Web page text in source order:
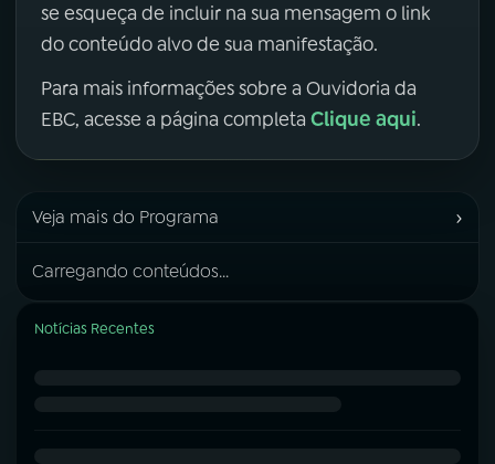
se esqueça de incluir na sua mensagem o link
do conteúdo alvo de sua manifestação.
Para mais informações sobre a Ouvidoria da
EBC, acesse a página completa Clique aqui.
Veja mais do Programa ›
Carregando conteúdos...
Notícias Recentes